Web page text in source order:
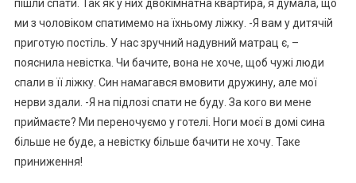
пішли спати. Так як у них двокімнатна квартира, я думала, що
ми з чоловіком спатимемо на їхньому ліжку. -Я вам у дитячій
приготую постіль. У нас зручний надувний матрац є, –
пояснила невістка. Чи бачите, вона не хоче, щоб чужі люди
спали в її ліжку. Син намагався вмовити дружину, але мої
нерви здали. -Я на підлозі спати не буду. За кого ви мене
приймаєте? Ми переночуємо у готелі. Ноги моєї в домі сина
більше не буде, а невістку більше бачити не хочу. Таке
приниження!